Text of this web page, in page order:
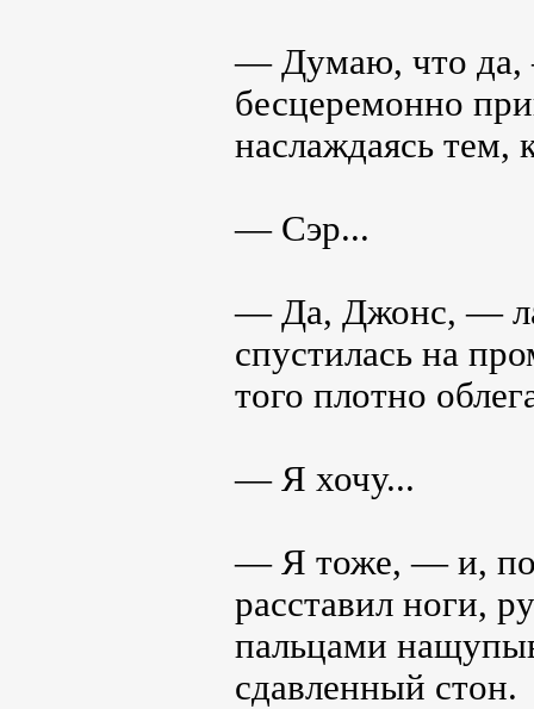
— Думаю, что да,
бесцеремонно
наслаждаясь тем,
— Сэр...
— Да, Джонс, —
спустилась на
того плотно
— Я хочу...
— Я тоже, — и,
расставил ноги,
пальцами
сдавленный стон.